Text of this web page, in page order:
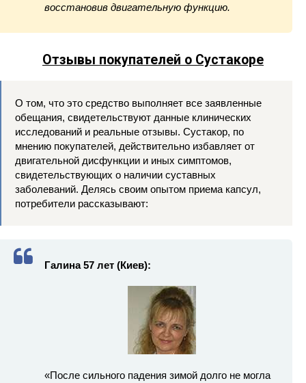
восстановив двигательную функцию.
Отзывы покупателей о Сустакоре
О том, что это средство выполняет все заявленные
обещания, свидетельствуют данные клинических
исследований и реальные отзывы. Сустакор, по
мнению покупателей, действительно избавляет от
двигательной дисфункции и иных симптомов,
свидетельствующих о наличии суставных
заболеваний. Делясь своим опытом приема капсул,
потребители рассказывают:
Галина 57 лет (Киев):
«После сильного падения зимой долго не могла